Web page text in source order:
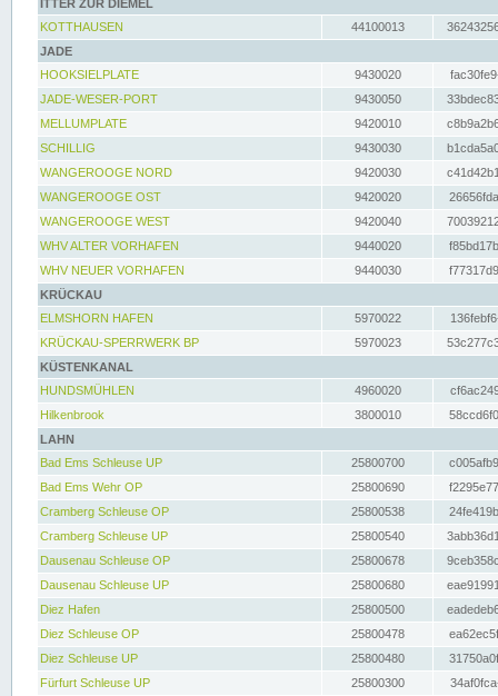
ITTER ZUR DIEMEL
KOTTHAUSEN
44100013
JADE
HOOKSIELPLATE
9430020
JADE-WESER-PORT
9430050
MELLUMPLATE
9420010
SCHILLIG
9430030
WANGEROOGE NORD
9420030
WANGEROOGE OST
9420020
WANGEROOGE WEST
9420040
WHV ALTER VORHAFEN
9440020
WHV NEUER VORHAFEN
9440030
KRÜCKAU
ELMSHORN HAFEN
5970022
KRÜCKAU-SPERRWERK BP
5970023
KÜSTENKANAL
HUNDSMÜHLEN
4960020
Hilkenbrook
3800010
LAHN
Bad Ems Schleuse UP
25800700
Bad Ems Wehr OP
25800690
Cramberg Schleuse OP
25800538
Cramberg Schleuse UP
25800540
Dausenau Schleuse OP
25800678
Dausenau Schleuse UP
25800680
Diez Hafen
25800500
Diez Schleuse OP
25800478
Diez Schleuse UP
25800480
Fürfurt Schleuse UP
25800300